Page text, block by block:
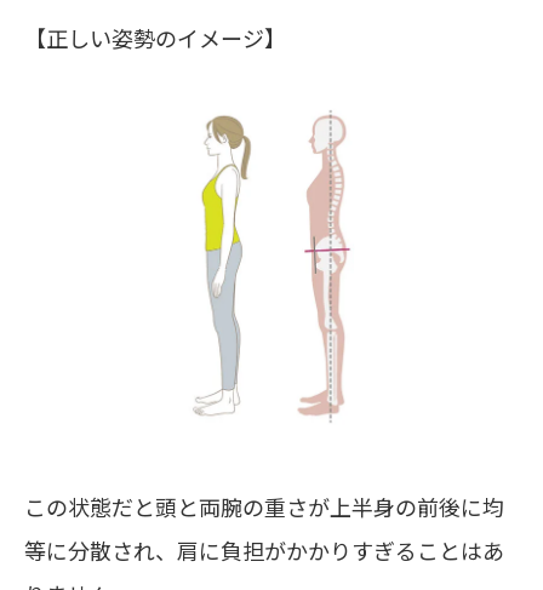
【正しい姿勢のイメージ】
この状態だと頭と両腕の重さが上半身の前後に均
等に分散され、肩に負担がかかりすぎることはあ